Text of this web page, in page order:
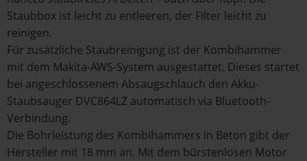
Staubbox ist leicht zu entleeren, der Filter leicht zu
reinigen.
Für zusätzliche Staubreinigung ist der Kombihammer
mit dem Makita-AWS-System ausgestattet. Dieses startet
bei angeschlossenem Absaugschlauch den Akku-
Staubsauger DVC864LZ automatisch via Bluetooth-
Verbindung.
Die Bohrleistung des Kombihammers in Beton gibt der
Hersteller mit 18 mm an. Mit dem bürstenlosen Motor